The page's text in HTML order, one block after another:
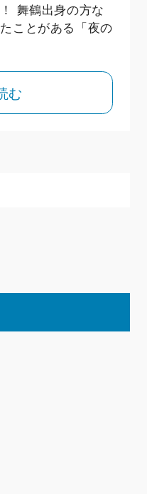
舞鶴出身の方な
ことがある「夜の
む